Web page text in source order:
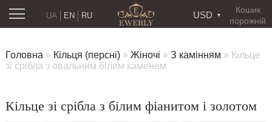
Кошик
порожній
USD
RU
UA EN
Головна » Кільця (персні) » Жіночі » З камінням » Кільце
зі срібла з овальним білим каменем
Кільце зі срібла з білим фіанитом і золотом